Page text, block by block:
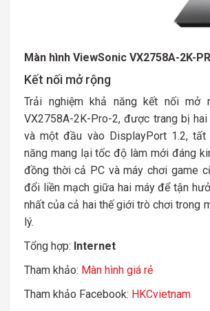
Màn hình ViewSonic VX2758A-2K-
Kết nối mở rộng
Trải nghiệm khả năng kết nối mở
VX2758A-2K-Pro-2, được trang bị
và một đầu vào DisplayPort 1.2,
năng mang lại tốc độ làm mới đáng
đồng thời cả PC và máy chơi game
đổi liền mạch giữa hai máy để tận
nhất của cả hai thế giới trò chơi trong
lý.
Tổng hợp: Internet
Tham khảo: Màn hình giá rẻ
Tham khảo Facebook: HKCvietnam